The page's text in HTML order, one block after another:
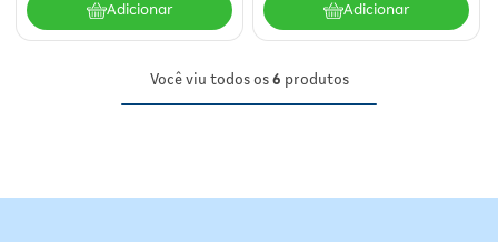
Adicionar Adicionar
Você viu todos os6 produtos